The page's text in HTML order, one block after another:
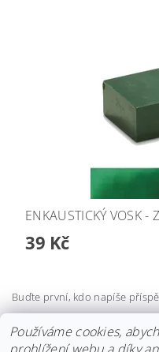
ENKAUSTICKÝ VOSK -
39 Kč
Buďte první, kdo napíše
Přidat komentář
Používáme cookies,